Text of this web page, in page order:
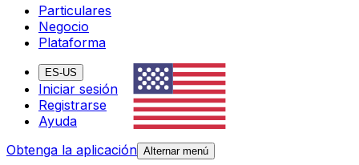
Particulares
Negocio
Plataforma
ES-US
Iniciar sesión
Registrarse
Ayuda
Obtenga la aplicación Alternar menú